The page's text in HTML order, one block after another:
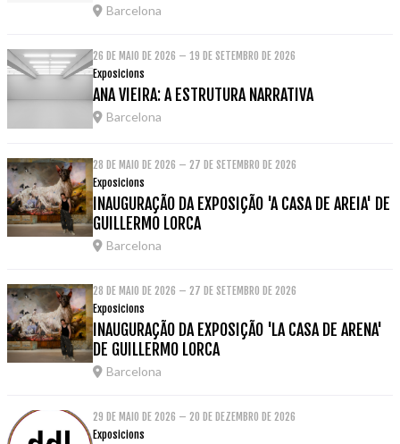
Barcelona
26 DE MAIO DE 2026 – 19 DE SETEMBRO DE 2026
Exposicions
ANA VIEIRA: A ESTRUTURA NARRATIVA
Barcelona
28 DE MAIO DE 2026 – 27 DE SETEMBRO DE 2026
Exposicions
INAUGURAÇÃO DA EXPOSIÇÃO 'A CASA DE AREIA' DE
GUILLERMO LORCA
Barcelona
28 DE MAIO DE 2026 – 27 DE SETEMBRO DE 2026
Exposicions
INAUGURAÇÃO DA EXPOSIÇÃO 'LA CASA DE ARENA'
DE GUILLERMO LORCA
Barcelona
29 DE MAIO DE 2026 – 20 DE DEZEMBRO DE 2026
Exposicions